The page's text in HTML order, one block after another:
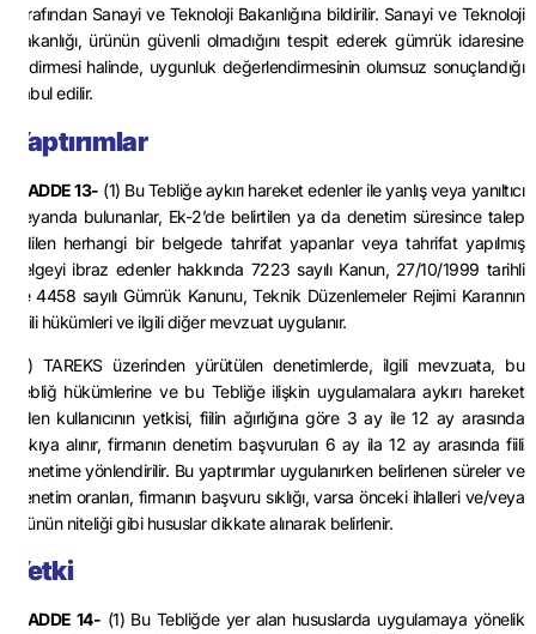
tarafından Sanayi ve Teknoloji Bakanlığına bildirilir. Sanayi ve Teknoloji
Bakanlığı, ürünün güvenli olmadığını tespit ederek gümrük idaresine
bildirmesi halinde, uygunluk değerlendirmesinin olumsuz sonuçlandığı
kabul edilir.
Yaptırımlar
MADDE 13- (1) Bu Tebliğe aykırı hareket edenler ile yanlış veya yanıltıcı
beyanda bulunanlar, Ek-2’de belirtilen ya da denetim süresince talep
edilen herhangi bir belgede tahrifat yapanlar veya tahrifat yapılmış
belgeyi ibraz edenler hakkında 7223 sayılı Kanun, 27/10/1999 tarihli
ve 4458 sayılı Gümrük Kanunu, Teknik Düzenlemeler Rejimi Kararının
ilgili hükümleri ve ilgili diğer mevzuat uygulanır.
(2) TAREKS üzerinden yürütülen denetimlerde, ilgili mevzuata, bu
Tebliğ hükümlerine ve bu Tebliğe ilişkin uygulamalara aykırı hareket
eden kullanıcının yetkisi, fiilin ağırlığına göre 3 ay ile 12 ay arasında
askıya alınır, firmanın denetim başvuruları 6 ay ila 12 ay arasında fiili
denetime yönlendirilir. Bu yaptırımlar uygulanırken belirlenen süreler ve
denetim oranları, firmanın başvuru sıklığı, varsa önceki ihlalleri ve/veya
ürünün niteliği gibi hususlar dikkate alınarak belirlenir.
Yetki
MADDE 14- (1) Bu Tebliğde yer alan hususlarda uygulamaya yönelik